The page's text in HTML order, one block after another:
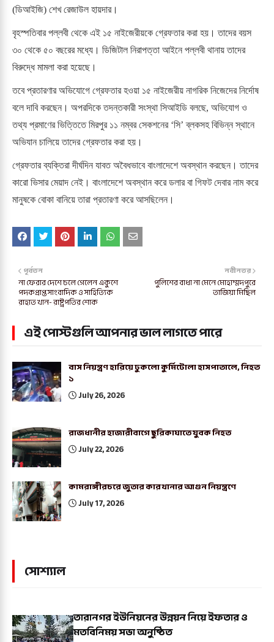
(ডিআইজি) শেখ রেজাউল হায়দার।
বৃহস্পতিবার পল্লবী থেকে এই ১৫ নাইজেরীয়কে গ্রেফতার করা হয়। তাদের বয়স
৩০ থেকে ৫০ বছরের মধ্যে। ডিজিটাল নিরাপত্তা আইনে পল্লবী থানায় তাদের
বিরুদ্ধে মামলা করা হয়েছে।
তবে প্রতারণার অভিযোগে গ্রেফতার হওয়া ১৫ নাইজেরীয় নাগরিক নিজেদের নির্দোষ
বলে দাবি করছেন। অপরদিকে তদন্তকারী সংস্থা সিআইডি বলছে, অভিযোগ ও
তথ্য প্রমাণের ভিত্তিতে মিরপুর ১১ নম্বর সেকশনের ‘সি’ ব্লকসহ বিভিন্ন স্থানে
অভিযান চালিয়ে তাদের গ্রেফতার করা হয়।
গ্রেফতার ব্যক্তিরা দীর্ঘদিন যাবত অবৈধভাবে বাংলাদেশে অবস্থান করছেন। তাদের
কারো ভিসার মেয়াদ নেই। বাংলাদেশে অবস্থান করে ডলার বা গিফট দেবার নাম করে
মানুষকে বোকা বানিয়ে তারা প্রতারণা করে আসছিলেন।
নবীনতর
পুলিশের বাধা না মেনে মোহাম্মদপুরে
তাজিয়া মিছিল
পূর্বতন
না ফেরার দেশে চলে গেলেন একুশে
পদকপ্রাপ্ত সাংবাদিক ও সাহিত্যিক
রাহাত খান- রাষ্ট্রপতির শোক
এই পোস্টগুলি আপনার ভাল লাগতে পারে
বাস নিয়ন্ত্রণ হারিয়ে ঢুকলো কুর্মিটোলা হাসপাতালে, নিহত
১
July 26, 2026
রাজধানীর হাজারীবাগে ছুরিকাঘাতে যুবক নিহত
July 22, 2026
কামরাঙ্গীরচরে জুতার কারখানার আগুন নিয়ন্ত্রণে
July 17, 2026
সোশ্যাল
তারানগর ইউনিয়নের উন্নয়ন নিয়ে ইফতার ও
মতবিনিময় সভা অনুষ্ঠিত